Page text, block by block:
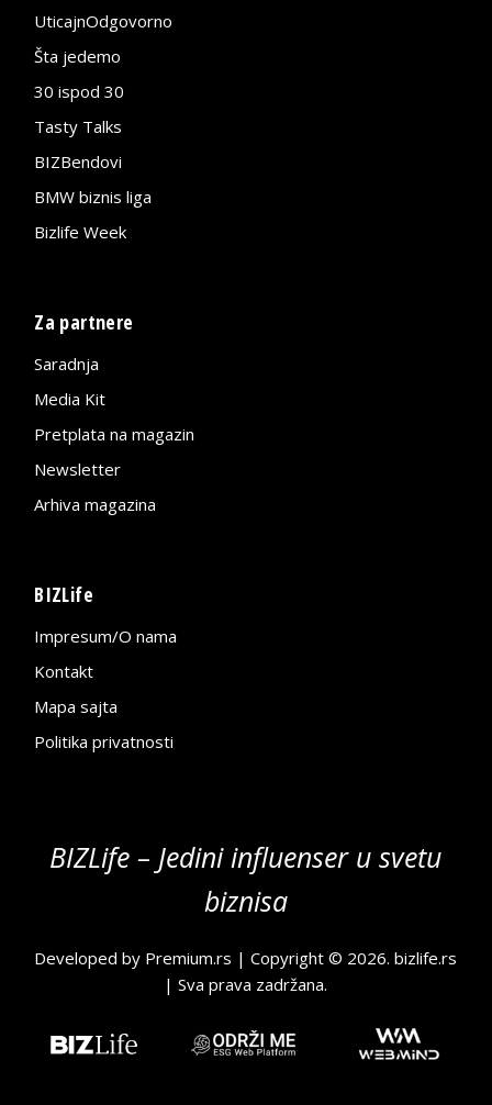
UticajnOdgovorno
Šta jedemo
30 ispod 30
Tasty Talks
BIZBendovi
BMW biznis liga
Bizlife Week
Za partnere
Saradnja
Media Kit
Pretplata na magazin
Newsletter
Arhiva magazina
BIZLife
Impresum/O nama
Kontakt
Mapa sajta
Politika privatnosti
BIZLife – Jedini influenser u svetu
biznisa
Developed by Premium.rs | Copyright © 2026.bizlife.rs
| Sva prava zadržana.